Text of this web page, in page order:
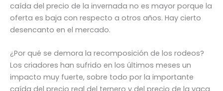
caída del precio de la invernada no es mayor porque la
oferta es baja con respecto a otros años. Hay cierto
desencanto en el mercado.
¿Por qué se demora la recomposición de los rodeos?
Los criadores han sufrido en los últimos meses un
impacto muy fuerte, sobre todo por la importante